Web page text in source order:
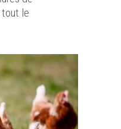
le